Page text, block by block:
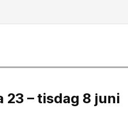
23 – tisdag 8 juni